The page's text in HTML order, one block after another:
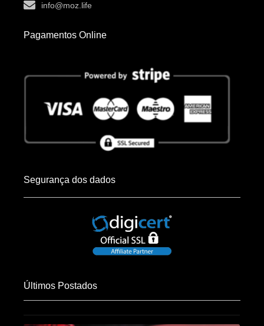
info@moz.life
Pagamentos Online
Segurança dos dados
Últimos Postados